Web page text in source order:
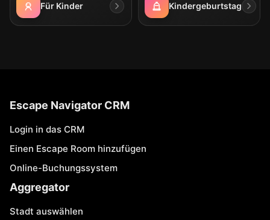
Für Kinder Kindergeburtstag
Escape Navigator CRM
Login in das CRM
Einen Escape Room hinzufügen
Online-Buchungssystem
Aggregator
Stadt auswählen